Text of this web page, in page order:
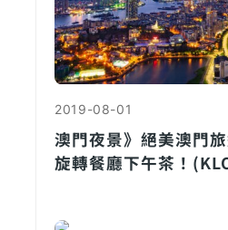
2019-08-01
澳門夜景》絕美澳門
旋轉餐廳下午茶！